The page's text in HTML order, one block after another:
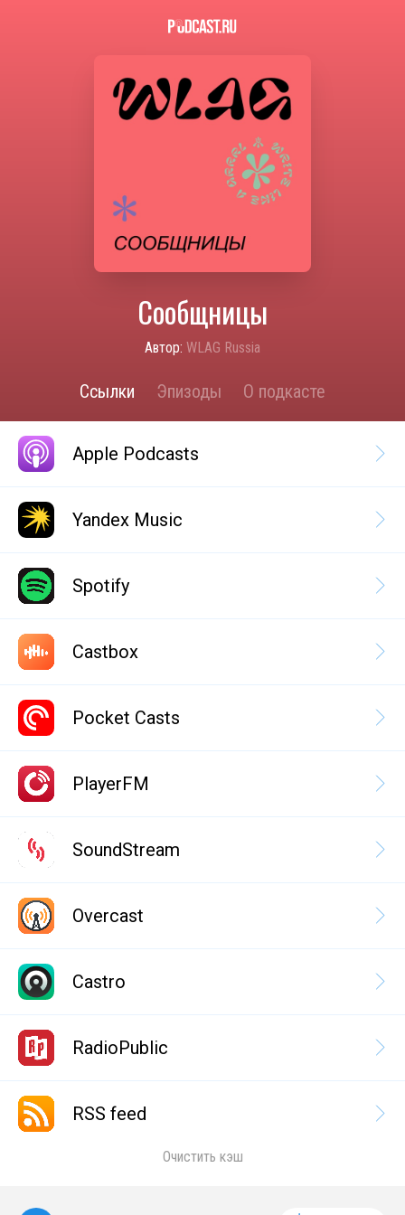
Сообщницы
Автор: WLAG Russia
Ссылки Эпизоды О подкасте
Apple Podcasts
Yandex Music
Spotify
Castbox
Pocket Casts
PlayerFM
SoundStream
Overcast
Castro
RadioPublic
RSS feed
Очистить кэш